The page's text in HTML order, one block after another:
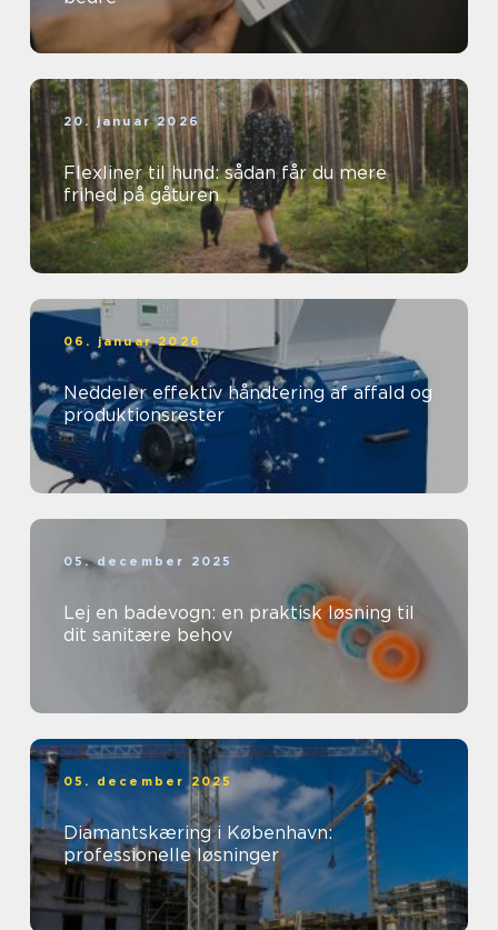
20. januar 2026
Flexliner til hund: sådan får du mere
frihed på gåturen
06. januar 2026
Neddeler effektiv håndtering af affald og
produktionsrester
05. december 2025
Lej en badevogn: en praktisk løsning til
dit sanitære behov
05. december 2025
Diamantskæring i København:
professionelle løsninger